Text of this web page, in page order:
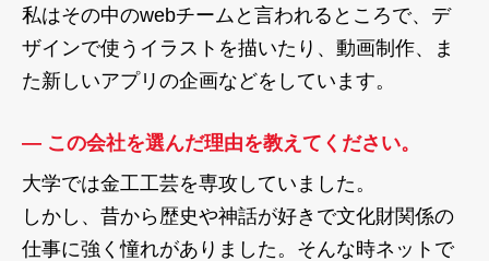
私はその中のwebチームと言われるところで、デ
ザインで使うイラストを描いたり、動画制作、ま
た新しいアプリの企画などをしています。
― この会社を選んだ理由を教えてください。
大学では金工工芸を専攻していました。
しかし、昔から歴史や神話が好きで文化財関係の
仕事に強く憧れがありました。そんな時ネットで